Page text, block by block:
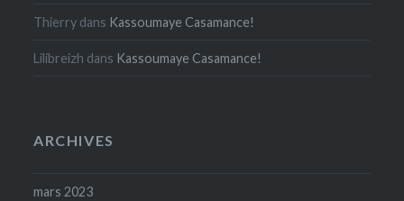
Thierry dans Kassoumaye Casamance!
Lilibreizh dans Kassoumaye Casamance!
ARCHIVES
mars 2023